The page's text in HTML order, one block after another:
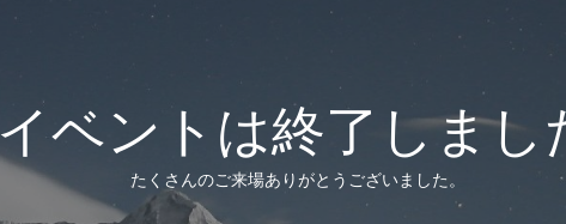
イベントは終了しまし
たくさんのご来場ありがとうございました。